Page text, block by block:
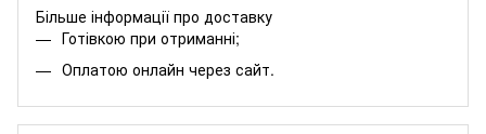
Більше інформації про доставку
Готівкою при отриманні;
Оплатою онлайн через сайт.